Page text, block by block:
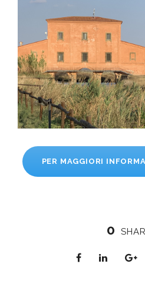
PER MAGGIORI
0